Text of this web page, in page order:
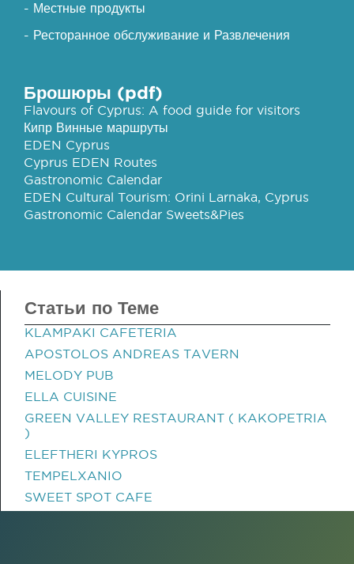
- Местные продукты
- Ресторанное обслуживание и Развлечения
Брошюры (pdf)
Flavours of Cyprus: A food guide for visitors
Кипр Винные маршруты
EDEN Cyprus
Cyprus EDEN Routes
Gastronomic Calendar
EDEN Cultural Tourism: Orini Larnaka, Cyprus
Gastronomic Calendar Sweets&Pies
Статьи по Теме
KLAMPAKI CAFETERIA
APOSTOLOS ANDREAS TAVERN
MELODY PUB
ELLA CUISINE
GREEN VALLEY RESTAURANT ( KAKOPETRIA
)
ELEFTHERI KYPROS
TEMPELXANIO
SWEET SPOT CAFE